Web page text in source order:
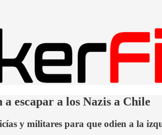
escapar a los Nazis a Chile
y militares para que odien a la